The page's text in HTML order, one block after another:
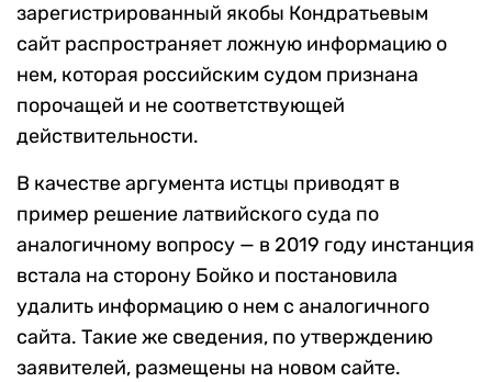
зарегистрированный якобы Кондратьевым
сайт распространяет ложную информацию о
нем, которая российским судом признана
порочащей и не соответствующей
действительности.
В качестве аргумента истцы приводят в
пример решение латвийского суда по
аналогичному вопросу — в 2019 году инстанция
встала на сторону Бойко и постановила
удалить информацию о нем с аналогичного
сайта. Такие же сведения, по утверждению
заявителей, размещены на новом сайте.